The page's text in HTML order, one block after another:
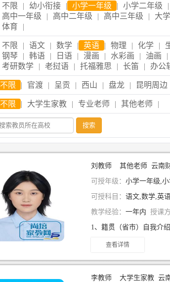
不限 | 幼小衔接 | 小学一年级 | 小学二年级 |
高中一年级
| 高中二年级 | 高中三年级 | 大
体育
|
不限 | 语文 | 数学 | 英语 | 物理 | 化学 |
钢琴
| 韩语 | 日语 | 漫画 | 水彩画 | 油画 |
考研数学
| 老挝语 | 托福雅思 | 长笛 | 办公
不限 | 官渡 | 呈贡 | 西山 | 盘龙 | 昆明周边
不限 | 大学生家教 | 专业老师 | 其他老师 |
刘教师 其他老师 云南
可授年级： 小学一年级,
可授科目： 语文,数学,英
教学经验： 一年内 授课方
查看详情
李教师 大学生家教 云